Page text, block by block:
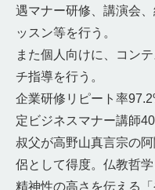
遇マナー研修、講演会
ッスン等を行う。
また個人向けに、コン
チ指導を行う。
企業研修リピート率
定ビジネスマナー講師40
叔父が高野山真言宗の
侶として得度。仏教哲
精神性の高さを伝える